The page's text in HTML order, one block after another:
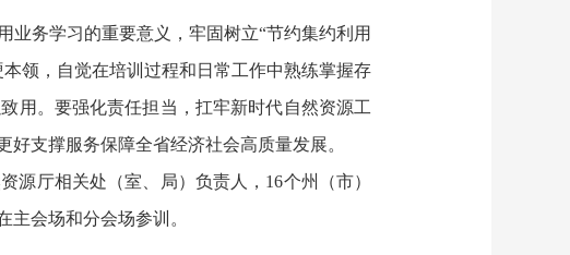
务学习的重要意义，牢固树立“节约集约利用
领，自觉在培训过程和日常工作中熟练掌握存
用。要强化责任担当，扛牢新时代自然资源工
支撑服务保障全省经济社会高质量发展。
源厅相关处（室、局）负责人，16个州（市）
会场和分会场参训。